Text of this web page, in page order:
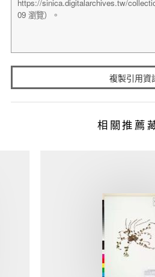
複製引用資
相關推薦